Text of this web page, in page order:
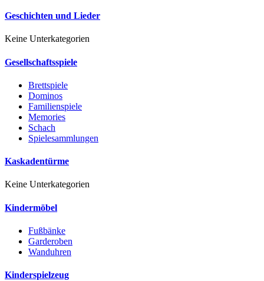
Geschichten und Lieder
Keine Unterkategorien
Gesellschaftsspiele
Brettspiele
Dominos
Familienspiele
Memories
Schach
Spielesammlungen
Kaskadentürme
Keine Unterkategorien
Kindermöbel
Fußbänke
Garderoben
Wanduhren
Kinderspielzeug